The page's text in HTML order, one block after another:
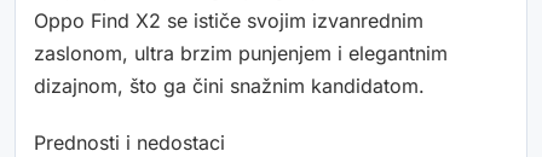
Oppo Find X2 se ističe svojim izvanrednim
zaslonom, ultra brzim punjenjem i elegantnim
dizajnom, što ga čini snažnim kandidatom.
Prednosti i nedostaci